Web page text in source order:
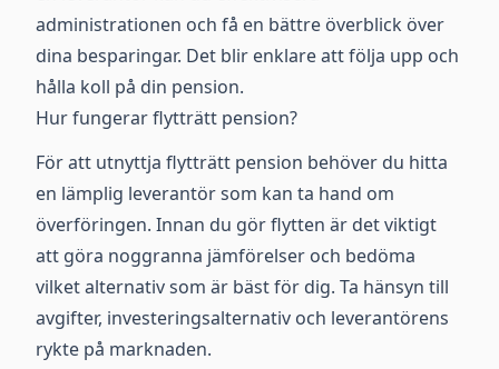
administrationen och få en bättre överblick över
dina besparingar. Det blir enklare att följa upp och
hålla koll på din pension.
Hur fungerar flytträtt pension?
För att utnyttja flytträtt pension behöver du hitta
en lämplig leverantör som kan ta hand om
överföringen. Innan du gör flytten är det viktigt
att göra noggranna jämförelser och bedöma
vilket alternativ som är bäst för dig. Ta hänsyn till
avgifter, investeringsalternativ och leverantörens
rykte på marknaden.